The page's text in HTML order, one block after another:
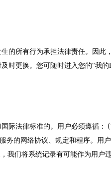
的所有行为承担法律责任。因此
时更换。您可随时进入您的“我
际法律标准的。用户必须遵循
的网络协议、规定和程序。用户
我们将系统记录有可能作为用户